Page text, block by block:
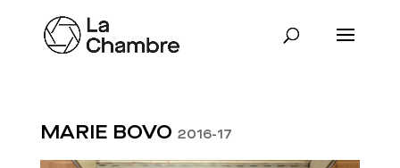
MARIE BOVO 2016-17